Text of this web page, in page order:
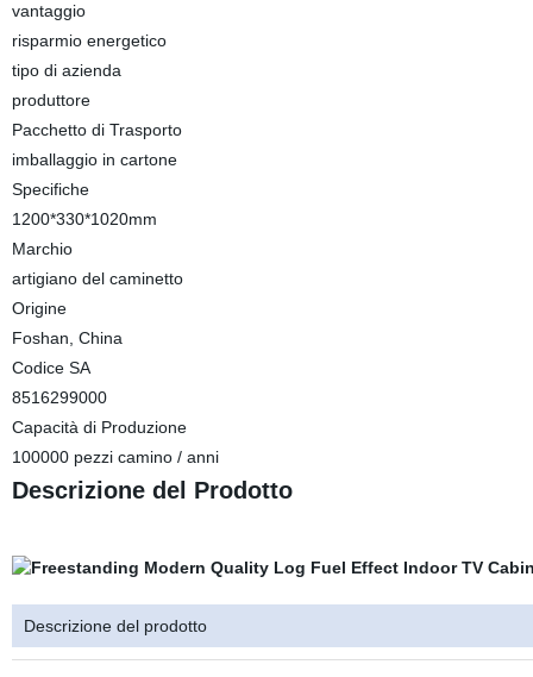
vantaggio
risparmio energetico
tipo di azienda
produttore
Pacchetto di Trasporto
imballaggio in cartone
Specifiche
1200*330*1020mm
Marchio
artigiano del caminetto
Origine
Foshan, China
Codice SA
8516299000
Capacità di Produzione
100000 pezzi camino / anni
Descrizione del Prodotto
Descrizione del prodotto